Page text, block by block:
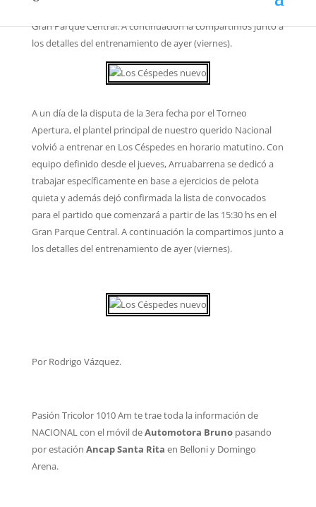
para el partido que comenzará a partir de las 15:30 hs en el
Gran Parque Central. A continuación la compartimos junto a
los detalles del entrenamiento de ayer (viernes).
A un día de la disputa de la 3era fecha por el Torneo
Apertura, el plantel principal de nuestro querido Nacional
volvió a entrenar en Los Céspedes en horario matutino. Con
equipo definido desde el jueves, Arruabarrena se dedicó a
trabajar específicamente en base a ejercicios de pelota
quieta y además dejó confirmada la lista de convocados
para el partido que comenzará a partir de las 15:30 hs en el
Gran Parque Central. A continuación la compartimos junto a
los detalles del entrenamiento de ayer (viernes).
Por Rodrigo Vázquez.
Pasión Tricolor 1010 Am te trae toda la información de
NACIONAL con el móvil deAutomotora Brunopasando
por estación Ancap Santa Rita en Belloni y Domingo
Arena.